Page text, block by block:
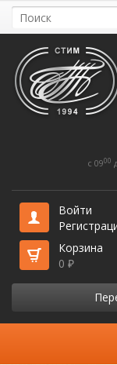
c 0900
Войти
Корзина
0 ₽